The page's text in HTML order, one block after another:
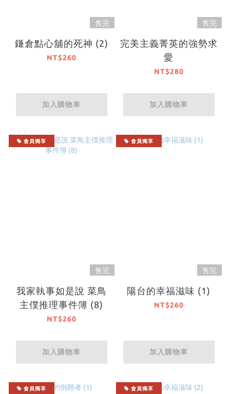
售完
鎌倉點心舖的死神 (2)
NT$260
加入購物車
售完
完美主義菁英的強勢求
愛
NT$280
加入購物車
會員獨享
售完
我家執事如是說 菜鳥
主僕推理事件簿 (8)
NT$260
加入購物車
會員獨享
售完
陽台的幸福滋味 (1)
NT$260
加入購物車
會員獨享 會員獨享